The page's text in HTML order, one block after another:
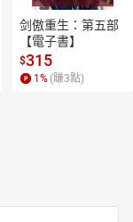
剑傲重生：第五部
【電子書】
$315
1 % (賺3點)